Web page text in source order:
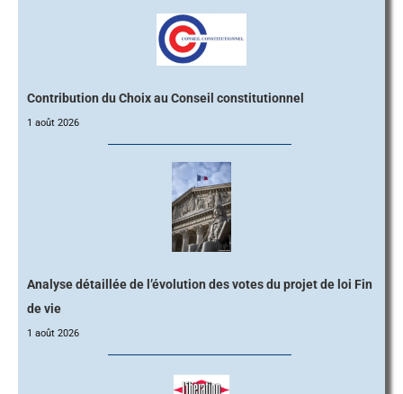
Contribution du Choix au Conseil constitutionnel
1 août 2026
Analyse détaillée de l’évolution des votes du projet de loi Fin
de vie
1 août 2026